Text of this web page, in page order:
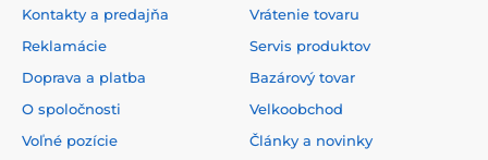
Kontakty a predajňa
Reklamácie
Doprava a platba
O spoločnosti
Voľné pozície
Vrátenie tovaru
Servis produktov
Bazárový tovar
Velkoobchod
Články a novinky